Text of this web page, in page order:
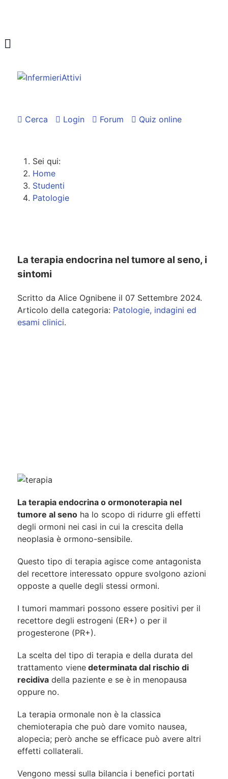
Cerca Login Forum Quiz online
Sei qui:
Home
Studenti
Patologie
La terapia endocrina nel tumore al seno, i
sintomi
Scritto da Alice Ognibene il 07 Settembre 2024.
Articolo della categoria: Patologie, indagini ed
esami clinici.
La terapia endocrina o ormonoterapia nel
tumore al seno ha lo scopo di ridurre gli effetti
degli ormoni nei casi in cui la crescita della
neoplasia è ormono-sensibile.
Questo tipo di terapia agisce come antagonista
del recettore interessato oppure svolgono azioni
opposte a quelle degli stessi ormoni.
I tumori mammari possono essere positivi per il
recettore degli estrogeni (ER+) o per il
progesterone (PR+).
La scelta del tipo di terapia e della durata del
trattamento viene determinata dal rischio di
recidiva della paziente e se è in menopausa
oppure no.
La terapia ormonale non è la classica
chemioterapia che può dare vomito nausea,
alopecia; però anche se efficace può avere altri
effetti collaterali.
Vengono messi sulla bilancia i benefici portati